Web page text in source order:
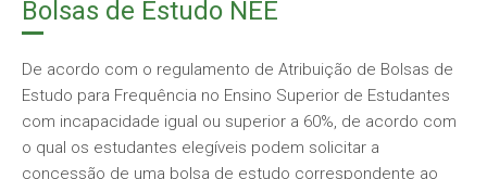
Bolsas de Estudo NEE
De acordo com o regulamento de Atribuição de Bolsas de
Estudo para Frequência no Ensino Superior de Estudantes
com incapacidade igual ou superior a 60%, de acordo com
o qual os estudantes elegíveis podem solicitar a
concessão de uma bolsa de estudo correspondente ao